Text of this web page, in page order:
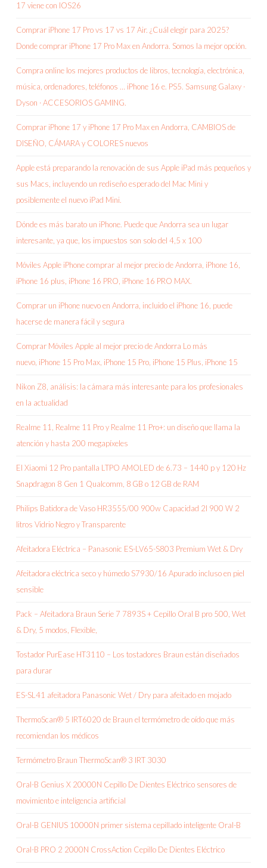
17 viene con IOS26
Comprar iPhone 17 Pro vs 17 vs 17 Air. ¿Cuál elegir para 2025?
Donde comprar iPhone 17 Pro Max en Andorra. Somos la mejor opción.
Compra online los mejores productos de libros, tecnología, electrónica,
música, ordenadores, teléfonos … iPhone 16 e. PS5. Samsung Galaxy ·
Dyson · ACCESORIOS GAMING.
Comprar iPhone 17 y iPhone 17 Pro Max en Andorra, CAMBIOS de
DISEÑO, CÁMARA y COLORES nuevos
Apple está preparando la renovación de sus Apple iPad más pequeños y
sus Macs, incluyendo un rediseño esperado del Mac Mini y
posiblemente el nuevo iPad Mini.
Dónde es más barato un iPhone. Puede que Andorra sea un lugar
interesante, ya que, los impuestos son solo del 4,5 x 100
Móviles Apple iPhone comprar al mejor precio de Andorra, iPhone 16,
iPhone 16 plus, iPhone 16 PRO, iPhone 16 PRO MAX.
Comprar un iPhone nuevo en Andorra, incluido el iPhone 16, puede
hacerse de manera fácil y segura
Comprar Móviles Apple al mejor precio de Andorra Lo más
nuevo, iPhone 15 Pro Max, iPhone 15 Pro, iPhone 15 Plus, iPhone 15
Nikon Z8, análisis: la cámara más interesante para los profesionales
en la actualidad
Realme 11, Realme 11 Pro y Realme 11 Pro+: un diseño que llama la
atención y hasta 200 megapíxeles
El Xiaomi 12 Pro pantalla LTPO AMOLED de 6.73 – 1440 p y 120 Hz
Snapdragon 8 Gen 1 Qualcomm, 8 GB o 12 GB de RAM
Philips Batidora de Vaso HR3555/00 900w Capacidad 2l 900 W 2
litros Vidrio Negro y Transparente
Afeitadora Eléctrica – Panasonic ES-LV65-S803 Premium Wet & Dry
Afeitadora eléctrica seco y húmedo S7930/16 Apurado incluso en piel
sensible
Pack – Afeitadora Braun Serie 7 7893S + Cepillo Oral B pro 500, Wet
& Dry, 5 modos, Flexible,
Tostador PurEase HT3110 – Los tostadores Braun están diseñados
para durar
ES-SL41 afeitadora Panasonic Wet / Dry para afeitado en mojado
ThermoScan® 5 IRT6020 de Braun el termómetro de oído que más
recomiendan los médicos
Termómetro Braun ThermoScan® 3 IRT 3030
Oral-B Genius X 20000N Cepillo De Dientes Eléctrico sensores de
movimiento e inteligencia artificial
Oral-B GENIUS 10000N primer sistema cepillado inteligente Oral-B
Oral-B PRO 2 2000N CrossAction Cepillo De Dientes Eléctrico